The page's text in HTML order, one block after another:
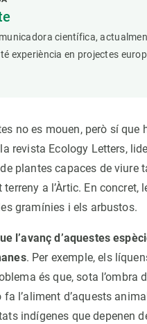
científica,
experiència en projectes
no es mouen, però sí
revista Ecology Letters,
plantes capaces de
a l’Àrtic. En concret,
gramínies i els arbustos.
l’avanç d’aquestes
. Per exemple, els
és que, sota
l’aliment d’aquests
indígenes que depenen